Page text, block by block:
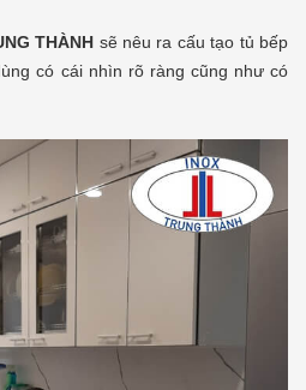
THÀNH sẽ nêu ra cấu tạo tủ bếp
có cái nhìn rõ ràng cũng như có